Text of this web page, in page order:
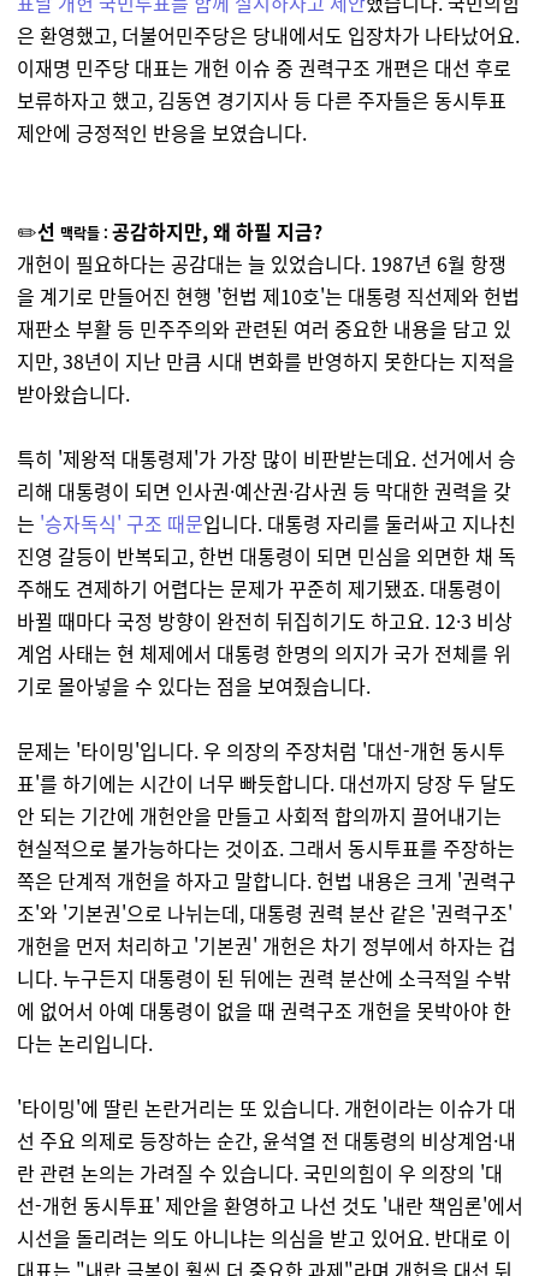
은 환영했고, 더불어민주당은 당내에서도 입장차가 나타났어요.
이재명 민주당 대표는 개헌 이슈 중 권력구조 개편은 대선 후로
보류하자고 했고, 김동연 경기지사 등 다른 주자들은 동시투표
제안에 긍정적인 반응을 보였습니다.
✏️선 맥락들 : 공감하지만, 왜 하필 지금?
개헌이 필요하다는 공감대는 늘 있었습니다. 1987년 6월 항쟁
을 계기로 만들어진 현행 '헌법 제10호'는 대통령 직선제와 헌법
재판소 부활 등 민주주의와 관련된 여러 중요한 내용을 담고 있
지만, 38년이 지난 만큼 시대 변화를 반영하지 못한다는 지적을
받아왔습니다.
특히 '제왕적 대통령제'가 가장 많이 비판받는데요. 선거에서 승
리해 대통령이 되면 인사권·예산권·감사권 등 막대한 권력을 갖
는 '승자독식' 구조 때문입니다. 대통령 자리를 둘러싸고 지나친
진영 갈등이 반복되고, 한번 대통령이 되면 민심을 외면한 채 독
주해도 견제하기 어렵다는 문제가 꾸준히 제기됐죠. 대통령이
바뀔 때마다 국정 방향이 완전히 뒤집히기도 하고요. 12·3 비상
계엄 사태는 현 체제에서 대통령 한명의 의지가 국가 전체를 위
기로 몰아넣을 수 있다는 점을 보여줬습니다.
문제는 '타이밍'입니다. 우 의장의 주장처럼 '대선-개헌 동시투
표'를 하기에는 시간이 너무 빠듯합니다. 대선까지 당장 두 달도
안 되는 기간에 개헌안을 만들고 사회적 합의까지 끌어내기는
현실적으로 불가능하다는 것이죠. 그래서 동시투표를 주장하는
쪽은 단계적 개헌을 하자고 말합니다. 헌법 내용은 크게 '권력구
조'와 '기본권'으로 나뉘는데, 대통령 권력 분산 같은 '권력구조'
개헌을 먼저 처리하고 '기본권' 개헌은 차기 정부에서 하자는 겁
니다. 누구든지 대통령이 된 뒤에는 권력 분산에 소극적일 수밖
에 없어서 아예 대통령이 없을 때 권력구조 개헌을 못박아야 한
다는 논리입니다.
'타이밍'에 딸린 논란거리는 또 있습니다. 개헌이라는 이슈가 대
선 주요 의제로 등장하는 순간, 윤석열 전 대통령의 비상계엄·내
란 관련 논의는 가려질 수 있습니다. 국민의힘이 우 의장의 '대
선-개헌 동시투표' 제안을 환영하고 나선 것도 '내란 책임론'에서
시선을 돌리려는 의도 아니냐는 의심을 받고 있어요. 반대로 이
대표는 "내란 극복이 훨씬 더 중요한 과제"라며 개헌을 대선 뒤